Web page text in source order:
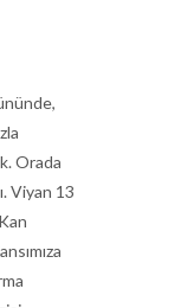
Orada
Viyan 13